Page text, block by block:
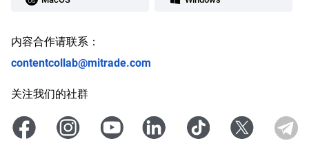
内容合作请联系：
contentcollab@mitrade.com
关注我们的社群